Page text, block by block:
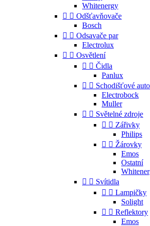
Whitenergy
  Odšťavňovače
Bosch
  Odsavače par
Electrolux
  Osvětlení
  Čidla
Panlux
  Schodišťové
Electrobock
Muller
  Světelné zdroje
  Zářivky
Philips
  Žárovky
Emos
Ostatní
  Svítidla
  Lampičky
Solight
  Reflektory
Emos